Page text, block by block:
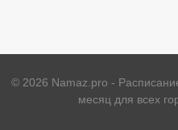
© 2026 Namaz.pro -
месяц для всех